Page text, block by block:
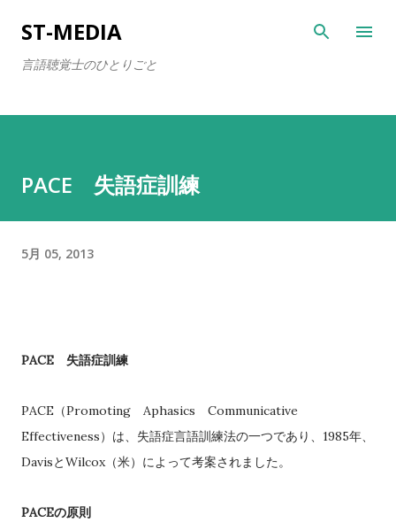
スキップしてメイン コンテンツに移動
ST-MEDIA
言語聴覚士のひとりごと
PACE 失語症訓練
5月 05, 2013
PACE 失語症訓練
PACE （Promoting Aphasics
Communicative
Effectiveness ）は、失語症言語訓練法の一つであり、 1985年、
Davis と Wilcox（米）によって考案されました。
PACEの原則